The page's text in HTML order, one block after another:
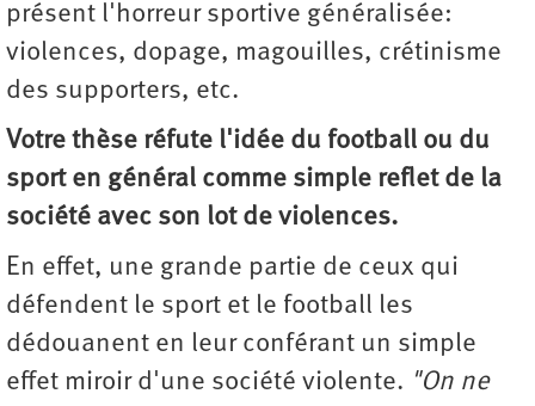
présent l'horreur sportive généralisée:
violences, dopage, magouilles, crétinisme
des supporters, etc.
Votre thèse réfute l'idée du football ou du
sport en général comme simple reflet de la
société avec son lot de violences.
En effet, une grande partie de ceux qui
défendent le sport et le football les
dédouanent en leur conférant un simple
effet miroir d'une société violente. "On ne